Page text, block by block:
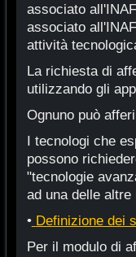
associato
associato
attività
La richiesta di
utilizzando gli
Ognuno può
I tecnologi che
possono
"tecnologie
ad una delle
• Definizione dei
Per il modulo di